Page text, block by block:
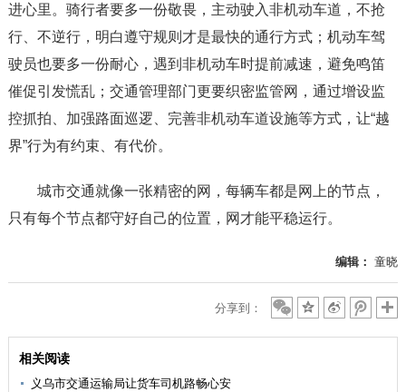
进心里。骑行者要多一份敬畏，主动驶入非机动车道，不抢
行、不逆行，明白遵守规则才是最快的通行方式；机动车驾
驶员也要多一份耐心，遇到非机动车时提前减速，避免鸣笛
催促引发慌乱；交通管理部门更要织密监管网，通过增设监
控抓拍、加强路面巡逻、完善非机动车道设施等方式，让“越
界”行为有约束、有代价。
城市交通就像一张精密的网，每辆车都是网上的节点，
只有每个节点都守好自己的位置，网才能平稳运行。
编辑： 童晓
分享到：
相关阅读
义乌市交通运输局让货车司机路畅心安